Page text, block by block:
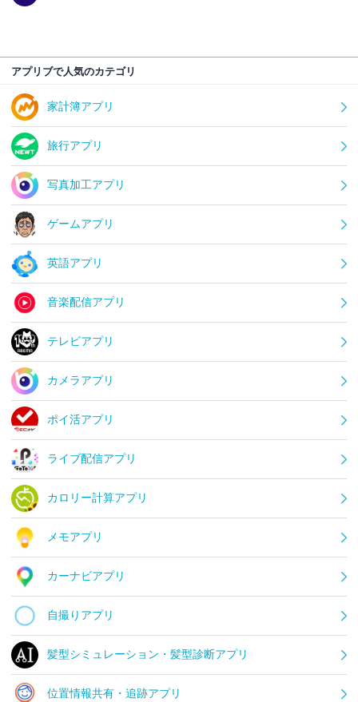
アプリブで人気のカテゴリ
家計簿アプリ
旅行アプリ
写真加工アプリ
ゲームアプリ
英語アプリ
音楽配信アプリ
テレビアプリ
カメラアプリ
ポイ活アプリ
ライブ配信アプリ
カロリー計算アプリ
メモアプリ
カーナビアプリ
自撮りアプリ
髪型シミュレーション・髪型診断アプリ
位置情報共有・追跡アプリ